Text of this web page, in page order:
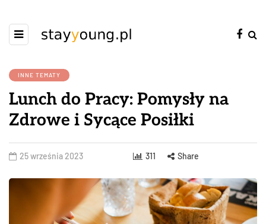
INNE TEMATY
Lunch do Pracy: Pomysły na
Zdrowe i Sycące Posiłki
25 września 2023 311 Share